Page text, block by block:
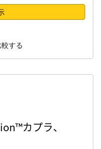
する
カプラ、